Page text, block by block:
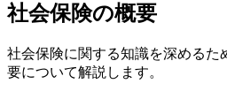
社会保険の概要
社会保険に関する知識を深めるた
要について解説します。